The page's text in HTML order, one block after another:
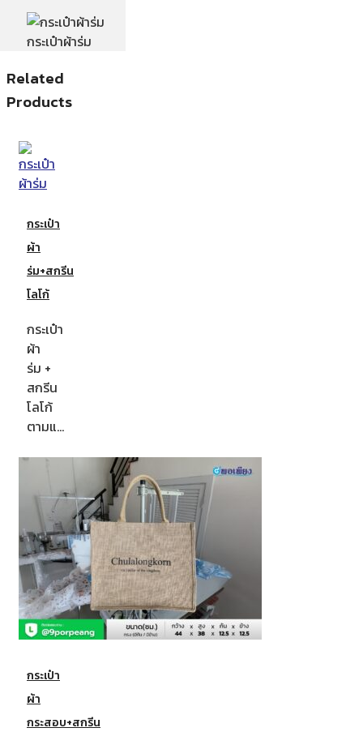
กระเป๋าผ้าร่ม
Related
Products
กระเป๋า
ผ้า
ร่ม+สกรีน
โลโก้
กระเป๋า
ผ้า
ร่ม +
สกรีน
โลโก้
ตามแ…
กระเป๋า
ผ้า
กระสอบ+สกรีน